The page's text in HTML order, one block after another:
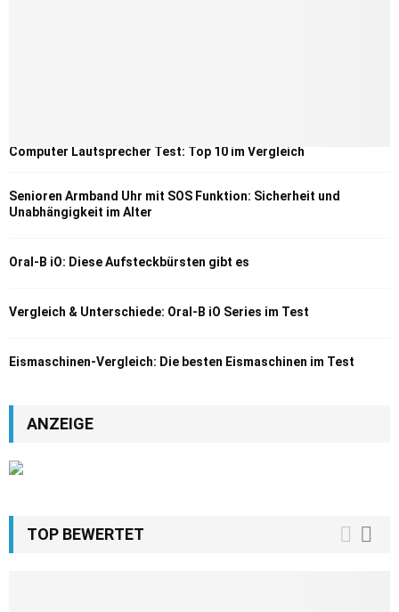
Computer Lautsprecher Test: Top 10 im Vergleich
Senioren Armband Uhr mit SOS Funktion: Sicherheit und
Unabhängigkeit im Alter
Oral-B iO: Diese Aufsteckbürsten gibt es
Vergleich & Unterschiede: Oral-B iO Series im Test
Eismaschinen-Vergleich: Die besten Eismaschinen im Test
ANZEIGE
TOP BEWERTET